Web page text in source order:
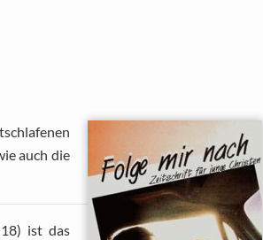
auch die
ist das